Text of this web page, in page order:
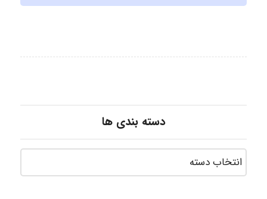
دسته بندی ها